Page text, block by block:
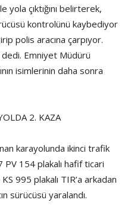
çıktığını belirterek,
kontrolünü kaybediyor
polis aracına çarpıyor.
Emniyet Müdürü
isimlerinin daha sonra
2. KAZA
karayolunda ikinci trafik
PV 154 plakalı hafif ticari
995 plakalı TIR’a arkadan
sürücüsü yaralandı.